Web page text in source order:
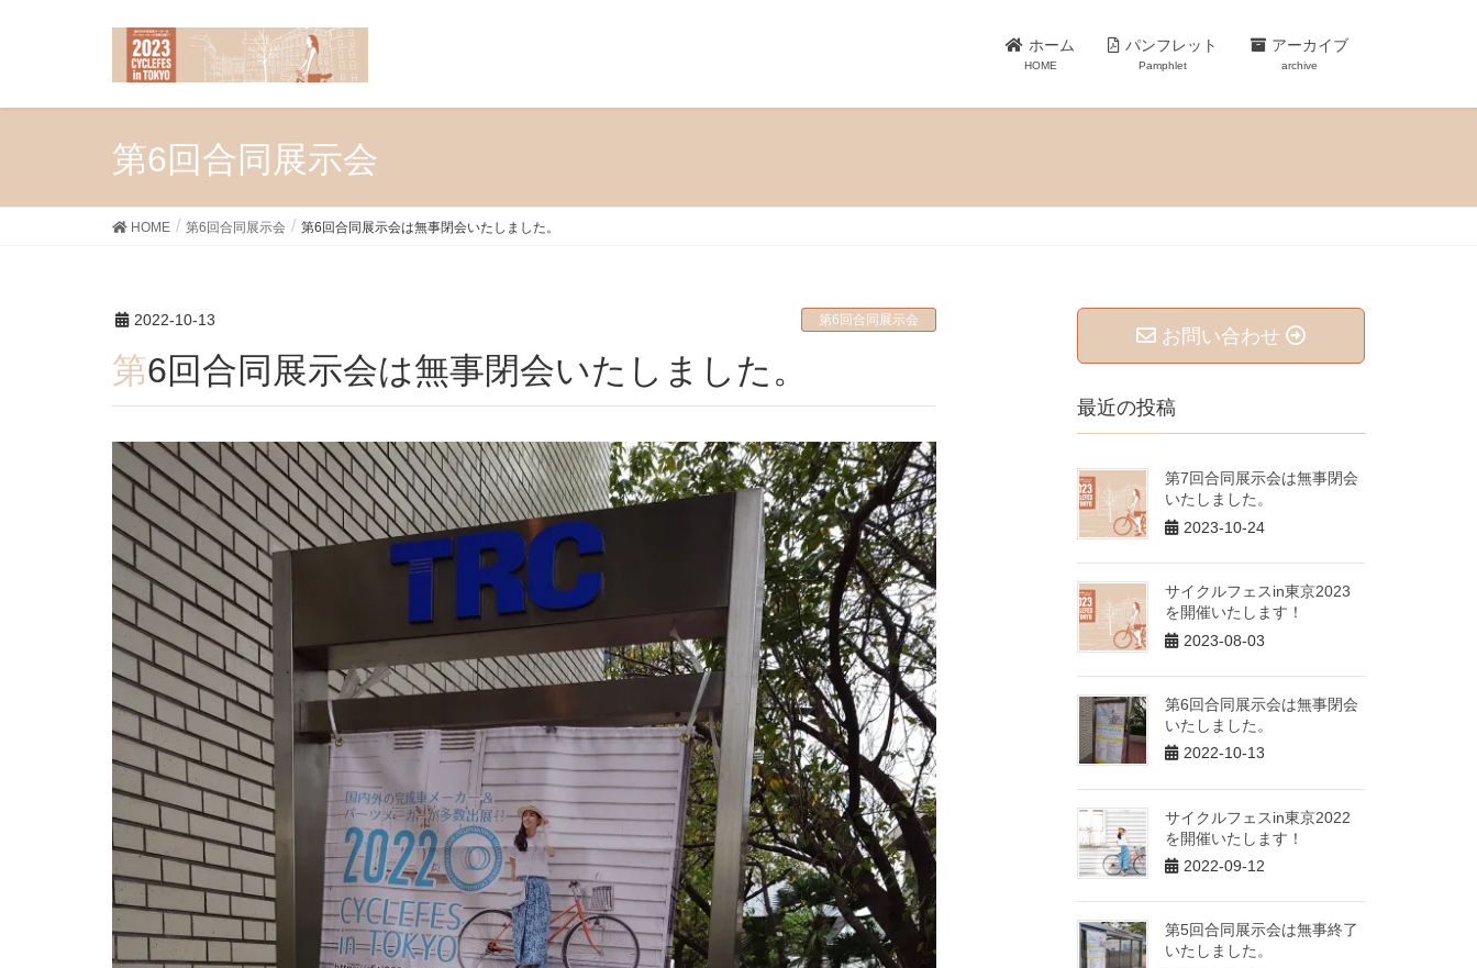
ホーム
HOME
パンフレット
Pamphlet
アーカイブ
archive
第6回合同展示会
HOME 第6回合同展示会 第6回合同展示会は無事閉会いたしました。
2022-10-13 第6回合同展示会
第6回合同展示会は無事閉会いたしました。
お問い合わせ
最近の投稿
第7回合同展示会は無事閉会
いたしました。
2023-10-24
サイクルフェスin東京2023
を開催いたします！
2023-08-03
第6回合同展示会は無事閉会
いたしました。
2022-10-13
サイクルフェスin東京2022
を開催いたします！
2022-09-12
第5回合同展示会は無事終了
いたしました。